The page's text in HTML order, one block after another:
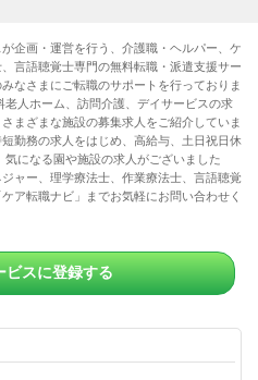
企画・運営を行う、介護職・ヘルパー、ケ
言語聴覚士専門の無料転職・派遣支援サー
なさまにご転職のサポートを行っておりま
人ホーム、訪問介護、デイサービスの求
まざまな施設の募集求人をご紹介していま
勤務の求人をはじめ、高給与、土日祝日休
になる園や施設の求人がございました
ャー、理学療法士、作業療法士、言語聴覚
ア転職ナビ」までお気軽にお問い合わせく
ビスに登録する